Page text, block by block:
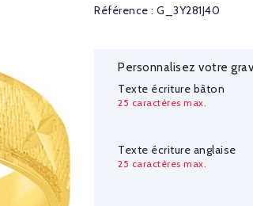
Référence : G_3Y281J40
Personnalisez votre
Texte écriture bâton
25 caractères max.
Texte écriture anglaise
25 caractères max.